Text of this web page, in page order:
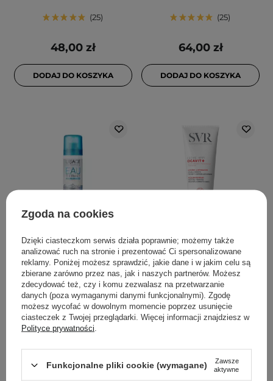
25
48,00 zł
DODAJ DO KOSZYKA
25
64,00 zł
DODAJ DO KOSZYKA
Uriage - Eau Thermale
Spray - Woda Termalna -
50ml
17
25,00 zł
SVR - Cicavit+ Creme
HPPI - Kojący Krem do
Skóry Podrażnionej -
100ml
6
DODAJ DO KOSZYKA
Zgoda na cookies
Dzięki ciasteczkom serwis działa poprawnie; możemy także
analizować ruch na stronie i prezentować Ci spersonalizowane
reklamy. Poniżej możesz sprawdzić, jakie dane i w jakim celu są
zbierane zarówno przez nas, jak i naszych partnerów. Możesz
zdecydować też, czy i komu zezwalasz na przetwarzanie
danych (poza wymaganymi danymi funkcjonalnymi). Zgodę
możesz wycofać w dowolnym momencie poprzez usunięcie
ciasteczek z Twojej przeglądarki. Więcej informacji znajdziesz w
Polityce prywatności
Funkcjonalne pliki cookie (wymagane)
Zawsze
aktywne